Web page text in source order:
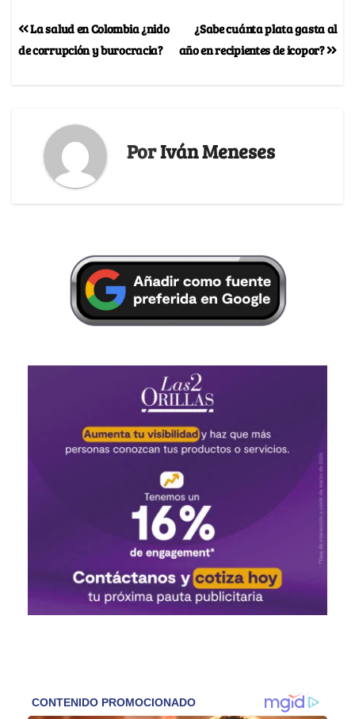
¿Sabe cuánta plata gasta al
año en recipientes de icopor?
La salud en Colombia ¿nido
de corrupción y burocracia?
PorIván Meneses